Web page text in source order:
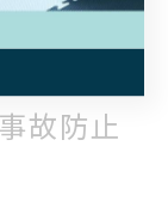
故防止